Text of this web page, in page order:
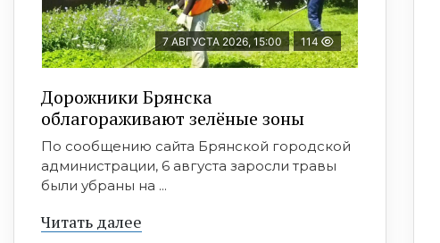
7 АВГУСТА 2026, 15:00 114
Дорожники Брянска
облагораживают зелёные зоны
По сообщению сайта Брянской городской
администрации, 6 августа заросли травы
были убраны на ...
Читать далее